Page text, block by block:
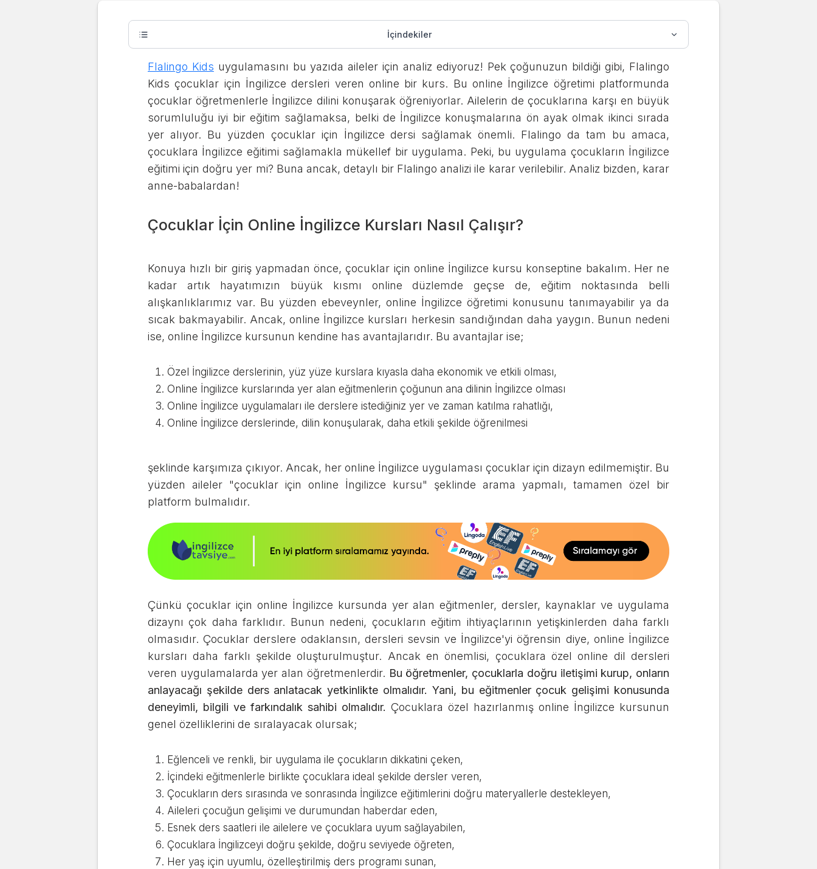
Flalingo Kids Uygulaması
Analizi: Aileler için Güvenilir mi?
Merve Çınar
Son güncelleme:06.04.2024
Sosyal Medyada Paylaşın
İçindekiler
Flalingo Kids uygulamasını bu yazıda aileler için analiz ediyoruz! Pek çoğunuzun bildiği gibi, Flalingo
Kids çocuklar için İngilizce dersleri veren online bir kurs. Bu online İngilizce öğretimi platformunda
çocuklar öğretmenlerle İngilizce dilini konuşarak öğreniyorlar. Ailelerin de çocuklarına karşı en büyük
sorumluluğu iyi bir eğitim sağlamaksa, belki de İngilizce konuşmalarına ön ayak olmak ikinci sırada
yer alıyor. Bu yüzden çocuklar için İngilizce dersi sağlamak önemli. Flalingo da tam bu amaca,
çocuklara İngilizce eğitimi sağlamakla mükellef bir uygulama. Peki, bu uygulama çocukların İngilizce
eğitimi için doğru yer mi? Buna ancak, detaylı bir Flalingo analizi ile karar verilebilir. Analiz bizden, karar
anne-babalardan!
Çocuklar İçin Online İngilizce Kursları Nasıl Çalışır?
Konuya hızlı bir giriş yapmadan önce, çocuklar için online İngilizce kursu konseptine bakalım. Her ne
kadar artık hayatımızın büyük kısmı online düzlemde geçse de, eğitim noktasında belli
alışkanlıklarımız var. Bu yüzden ebeveynler, online İngilizce öğretimi konusunu tanımayabilir ya da
sıcak bakmayabilir. Ancak, online İngilizce kursları herkesin sandığından daha yaygın. Bunun nedeni
ise, online İngilizce kursunun kendine has avantajlarıdır. Bu avantajlar ise;
Özel İngilizce derslerinin, yüz yüze kurslara kıyasla daha ekonomik ve etkili olması,
Online İngilizce kurslarında yer alan eğitmenlerin çoğunun ana dilinin İngilizce olması
Online İngilizce uygulamaları ile derslere istediğiniz yer ve zaman katılma rahatlığı,
Online İngilizce derslerinde, dilin konuşularak, daha etkili şekilde öğrenilmesi
şeklinde karşımıza çıkıyor. Ancak, her online İngilizce uygulaması çocuklar için dizayn edilmemiştir. Bu
yüzden aileler "çocuklar için online İngilizce kursu" şeklinde arama yapmalı, tamamen özel bir
platform bulmalıdır.
Çünkü çocuklar için online İngilizce kursunda yer alan eğitmenler, dersler, kaynaklar ve uygulama
dizaynı çok daha farklıdır. Bunun nedeni, çocukların eğitim ihtiyaçlarının yetişkinlerden daha farklı
olmasıdır. Çocuklar derslere odaklansın, dersleri sevsin ve İngilizce'yi öğrensin diye, online İngilizce
kursları daha farklı şekilde oluşturulmuştur. Ancak en önemlisi, çocuklara özel online dil dersleri
veren uygulamalarda yer alan öğretmenlerdir. Bu öğretmenler, çocuklarla doğru iletişimi kurup, onların
anlayacağı şekilde ders anlatacak yetkinlikte olmalıdır. Yani, bu eğitmenler çocuk gelişimi konusunda
deneyimli, bilgili ve farkındalık sahibi olmalıdır. Çocuklara özel hazırlanmış online İngilizce kursunun
genel özelliklerini de sıralayacak olursak;
Eğlenceli ve renkli, bir uygulama ile çocukların dikkatini çeken,
İçindeki eğitmenlerle birlikte çocuklara ideal şekilde dersler veren,
Çocukların ders sırasında ve sonrasında İngilizce eğitimlerini doğru materyallerle destekleyen,
Aileleri çocuğun gelişimi ve durumundan haberdar eden,
Esnek ders saatleri ile ailelere ve çocuklara uyum sağlayabilen,
Çocuklara İngilizceyi doğru şekilde, doğru seviyede öğreten,
Her yaş için uyumlu, özelleştirilmiş ders programı sunan,